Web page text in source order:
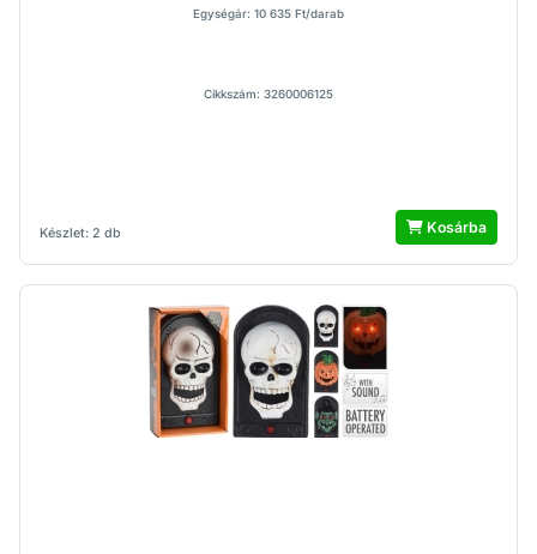
Készlet: 2 db
Egységár: 10 635 Ft/darab
Cikkszám: 3260006125
Kosárba